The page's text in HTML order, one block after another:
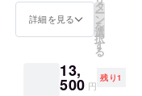
詳細を見る
タ
ー
ン
を
選
択
す
る
13,
500 円
残り1